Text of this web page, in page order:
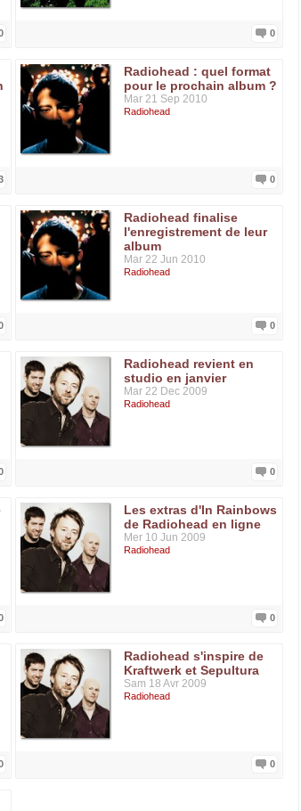
0
Radiohead : quel format
pour le prochain album ?
Mar 21 Sep 2010
Radiohead
0
Radiohead finalise
l'enregistrement de leur
album
Mar 22 Jun 2010
Radiohead
0
Radiohead revient en
studio en janvier
Mar 22 Dec 2009
Radiohead
0
Les extras d'In Rainbows
de Radiohead en ligne
Mer 10 Jun 2009
Radiohead
0
Radiohead s'inspire de
Kraftwerk et Sepultura
Sam 18 Avr 2009
Radiohead
0